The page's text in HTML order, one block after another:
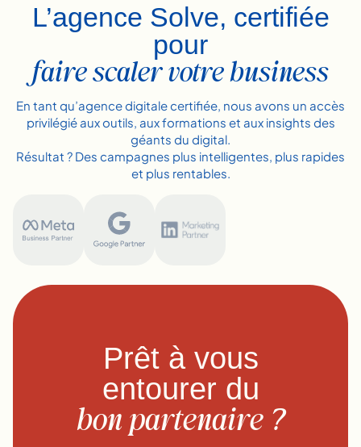
L’agence Solve, certifiée
pour
faire scaler votre business
En tant qu’agence digitale certifiée, nous avons un accès
privilégié aux outils, aux formations et aux insights des
géants du digital.
Résultat ? Des campagnes plus intelligentes, plus rapides
et plus rentables.
Prêt à vous
entourer du
bon partenaire ?